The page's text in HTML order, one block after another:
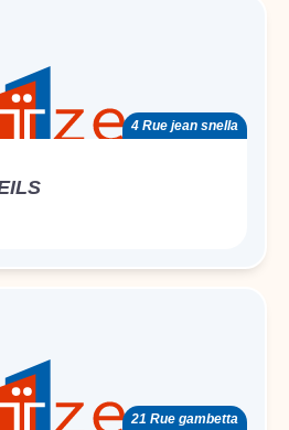
4 Rue jean snella
21 Rue gambetta